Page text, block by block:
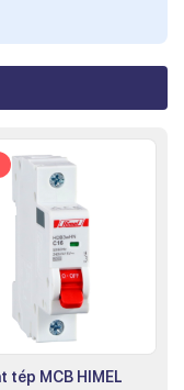
tép MCB HIMEL